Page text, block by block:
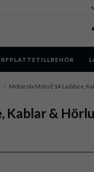
/ Motorola Moto E14 Laddare,
Kablar &